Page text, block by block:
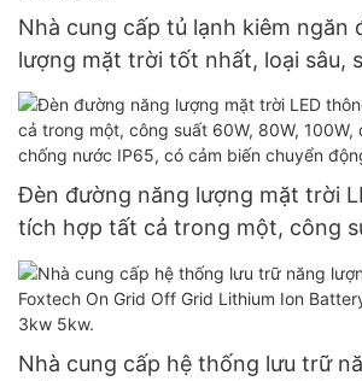
Nhà cung cấp tủ lạnh kiêm ngăn
lượng mặt trời tốt nhất, loại sâu,
điện DC 12V, có tích hợp tấm pin
Đèn đường năng lượng mặt trời
tích hợp tất cả trong một, công
100W, điều khiển từ xa, chống
biến chuyển động và pin lithium.
Nhà cung cấp hệ thống lưu trữ